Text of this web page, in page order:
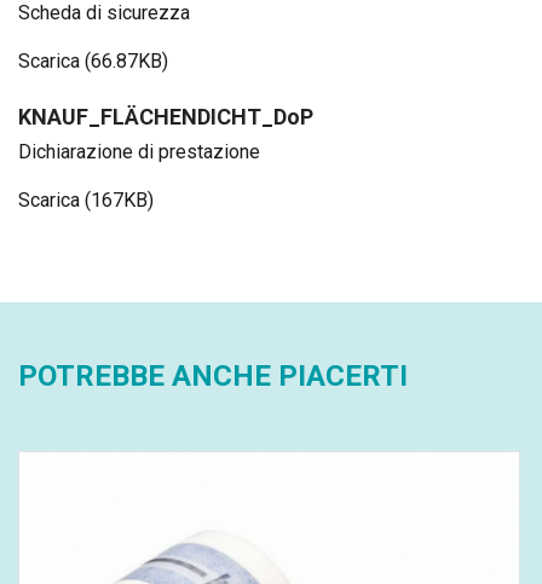
Scheda di sicurezza
Scarica (66.87KB)
KNAUF_FLÄCHENDICHT_DoP
Dichiarazione di prestazione
Scarica (167KB)
POTREBBE ANCHE PIACERTI